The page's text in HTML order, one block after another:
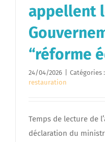
appellent
“réforme
24/04/2026 Catégories :
restauration
Temps de lecture de
déclaration du